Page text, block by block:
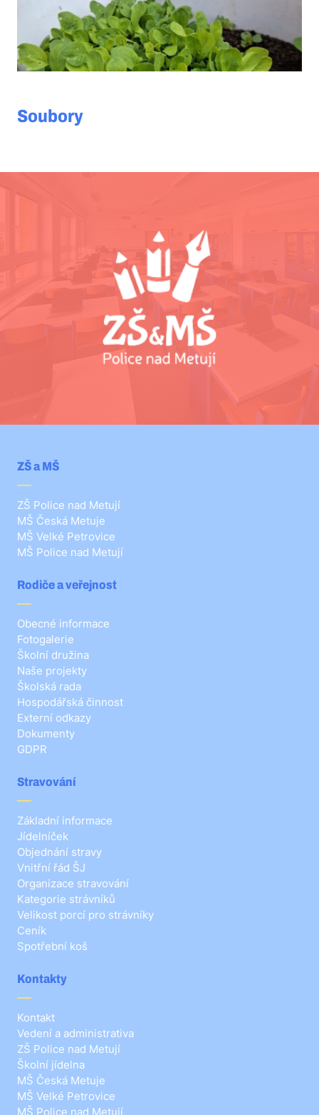
Soubory
ZŠ a MŠ
ZŠ Police nad Metují
MŠ Česká Metuje
MŠ Velké Petrovice
MŠ Police nad Metují
Rodiče a veřejnost
Obecné informace
Fotogalerie
Školní družina
Naše projekty
Školská rada
Hospodářská činnost
Externí odkazy
Dokumenty
GDPR
Stravování
Základní informace
Jídelníček
Objednání stravy
Vnitřní řád ŠJ
Organizace stravování
Kategorie strávníků
Velikost porcí pro strávníky
Ceník
Spotřební koš
Kontakty
Kontakt
Vedení a administrativa
ZŠ Police nad Metují
Školní jídelna
MŠ Česká Metuje
MŠ Velké Petrovice
MŠ Police nad Metují